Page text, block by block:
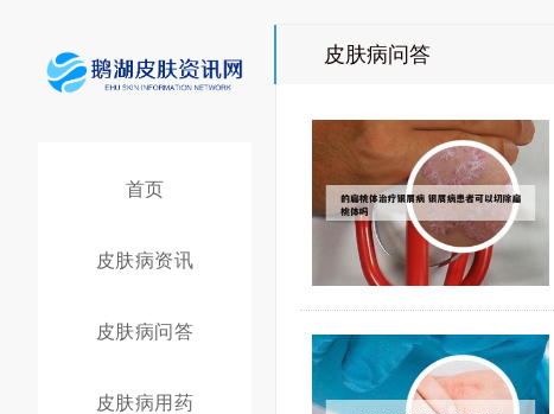
首页
皮肤病资讯
皮肤病问答
皮肤病用药
皮肤病问答